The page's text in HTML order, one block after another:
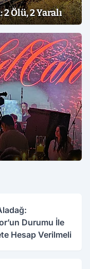
Ölü, 2 Yaralı
Durumu İle
Hesap Verilmeli